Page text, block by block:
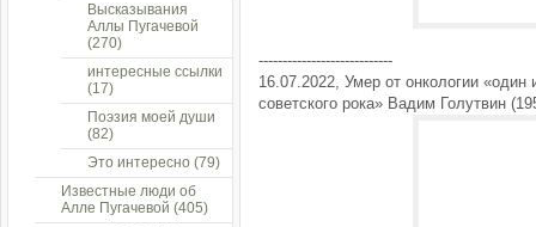
----------------------------
16.07.2022, Умер от онкологии
советского рока» Вадим Голутвин
Высказывания
Аллы Пугачевой
(270)
интересные ссылки
(17)
Поэзия моей души
(82)
Это интересно (79)
Известные люди об
Алле Пугачевой (405)